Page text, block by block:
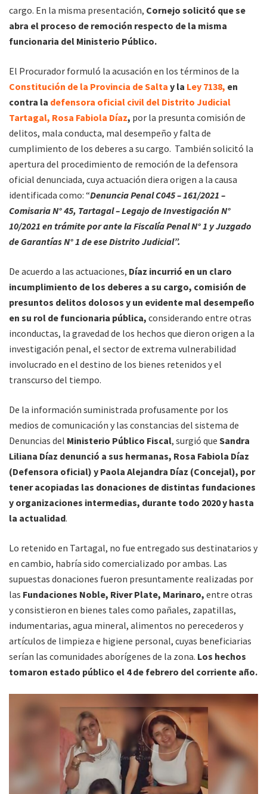
cargo. En la misma presentación, Cornejo solicitó que se
abra el proceso de remoción respecto de la misma
funcionaria del Ministerio Público.
El Procurador formuló la acusación en los términos de la
Constitución de la Provincia de Salta y la Ley 7138, en
contra la defensora oficial civil del Distrito Judicial
Tartagal, Rosa Fabiola Díaz, por la presunta comisión de
delitos, mala conducta, mal desempeño y falta de
cumplimiento de los deberes a su cargo. También solicitó la
apertura del procedimiento de remoción de la defensora
oficial denunciada, cuya actuación diera origen a la causa
identificada como: “Denuncia Penal C045 – 161/2021 –
Comisaria N° 45, Tartagal – Legajo de Investigación N°
10/2021 en trámite por ante la Fiscalía Penal N° 1 y Juzgado
de Garantías N° 1 de ese Distrito Judicial”.
De acuerdo a las actuaciones, Díaz incurrió en un claro
incumplimiento de los deberes a su cargo, comisión de
presuntos delitos dolosos y un evidente mal desempeño
en su rol de funcionaria pública, considerando entre otras
inconductas, la gravedad de los hechos que dieron origen a la
investigación penal, el sector de extrema vulnerabilidad
involucrado en el destino de los bienes retenidos y el
transcurso del tiempo.
De la información suministrada profusamente por los
medios de comunicación y las constancias del sistema de
Denuncias del Ministerio Público Fiscal, surgió que Sandra
Liliana Díaz denunció a sus hermanas, Rosa Fabiola Díaz
(Defensora oficial) y Paola Alejandra Díaz (Concejal), por
tener acopiadas las donaciones de distintas fundaciones
y organizaciones intermedias, durante todo 2020 y hasta
la actualidad.
Lo retenido en Tartagal, no fue entregado sus destinatarios y
en cambio, habría sido comercializado por ambas. Las
supuestas donaciones fueron presuntamente realizadas por
las Fundaciones Noble, River Plate, Marinaro, entre otras
y consistieron en bienes tales como pañales, zapatillas,
indumentarias, agua mineral, alimentos no perecederos y
artículos de limpieza e higiene personal, cuyas beneficiarias
serían las comunidades aborígenes de la zona. Los hechos
tomaron estado público el 4 de febrero del corriente año.